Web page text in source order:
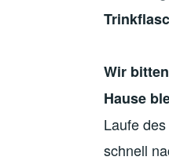
Wir
Hause
Laufe
schnell